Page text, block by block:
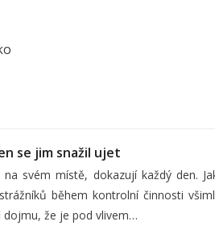
se jim snažil ujet
svém místě, dokazují každý den.
během kontrolní činnosti
dojmu, že je pod vlivem…